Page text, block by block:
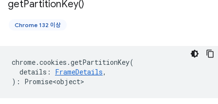
getPartitionKey()
Chrome 132 이상
chrome.cookies .getPartitionKey(
details : FrameDetails,
) : Promise<object>